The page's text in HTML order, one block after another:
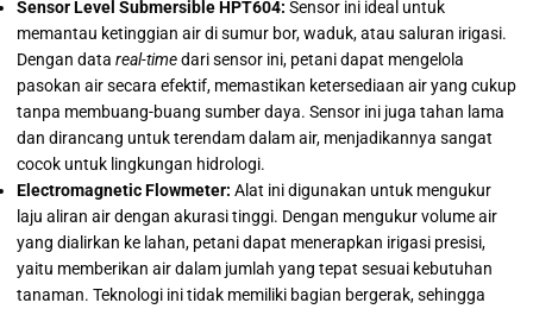
Sensor Level Submersible HPT604: Sensor ini ideal untuk
memantau ketinggian air di sumur bor, waduk, atau saluran irigasi.
Dengan data real-timedari sensor ini, petani dapat mengelola
pasokan air secara efektif, memastikan ketersediaan air yang cukup
tanpa membuang-buang sumber daya. Sensor ini juga tahan lama
dan dirancang untuk terendam dalam air, menjadikannya sangat
cocok untuk lingkungan hidrologi.
Electromagnetic Flowmeter: Alat ini digunakan untuk mengukur
laju aliran air dengan akurasi tinggi. Dengan mengukur volume air
yang dialirkan ke lahan, petani dapat menerapkan irigasi presisi,
yaitu memberikan air dalam jumlah yang tepat sesuai kebutuhan
tanaman. Teknologi ini tidak memiliki bagian bergerak, sehingga